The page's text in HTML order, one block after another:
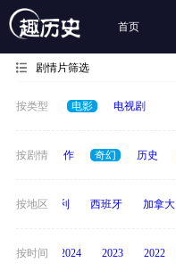
首页
剧情片筛选
按类型 电影 电视剧
按剧情
犯罪 动作 奇幻 历史
按地区
度 意大利 西班牙 加拿大
按时间
2025 2024 2023 2022